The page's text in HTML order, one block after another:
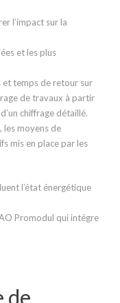
l’impact sur la
et les plus
et temps de retour sur
de travaux à partir
chiffrage détaillé.
les moyens de
mis en place par les
l’état énergétique
Promodul qui intégre
de